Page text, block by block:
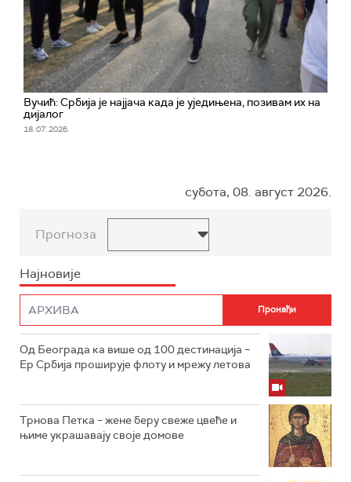
Вучић: Србија је најјача када је уједињена, позивам их на
дијалог
18. 07. 2026.
субота, 08. август 2026.
Прогноза
Најновије
Од Београда ка више од 100 дестинација –
Ер Србија проширује флоту и мрежу летова
Трнова Петка – жене беру свеже цвеће и
њиме украшавају своје домове